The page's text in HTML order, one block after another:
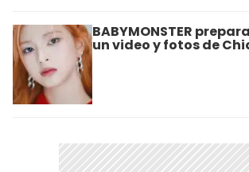
BABYMONSTER
un video y fotos de